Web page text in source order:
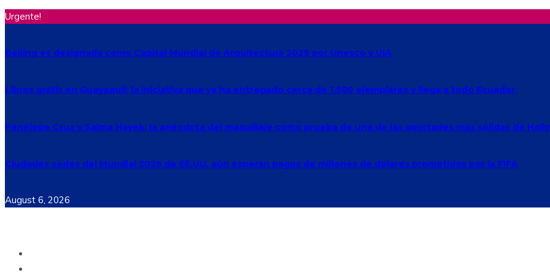
Urgente!
Beijing es designada como Capital Mundial de Arquitectura 2029 por Unesco y UIA
Libros gratis en Guayaquil: la iniciativa que ya ha entregado cerca de 1.500 ejemplares y llega a todo Ecuador
Penélope Cruz y Salma Hayek: la anécdota del maquillaje como prueba de una de las amistades más sólidas de
Ciudades sedes del Mundial 2026 de EE.UU. aún esperan pagos de millones de dólares prometidos por la FIFA
August 6, 2026